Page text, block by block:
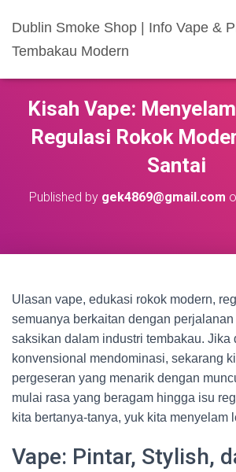
Dublin Smoke Shop | Info Vape &
Tembakau Modern
Kisah Vape:
Regulasi Rokok
Santai
Published by gek4869@gmail.com
Ulasan vape, edukasi rokok modern,
semuanya berkaitan dengan
saksikan dalam industri tembakau. Jika
konvensional mendominasi, sekarang
pergeseran yang menarik dengan
mulai rasa yang beragam hingga isu
kita bertanya-tanya, yuk kita menyelam
Vape: Pintar, Stylish,